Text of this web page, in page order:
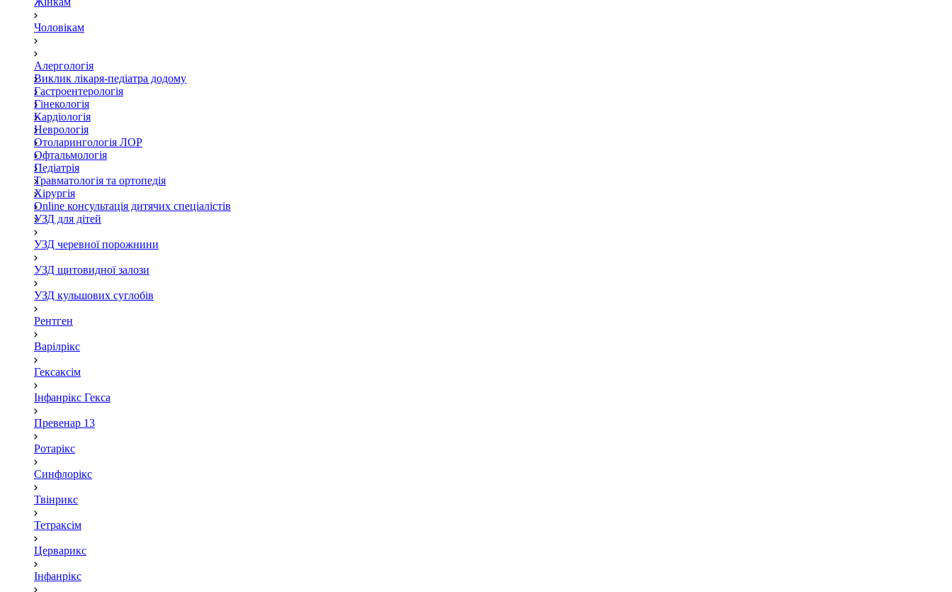
Чоловікам
Алергологія
Виклик лікаря-педіатра додому
Гастроентерологія
Гінекологія
Кардіологія
Неврологія
Отоларингологія ЛОР
Офтальмологія
Педіатрія
Травматологія та ортопедія
Хірургія
Online консультація дитячих спеціалістів
УЗД для дітей
УЗД черевної порожнини
УЗД щитовидної залози
УЗД кульшових суглобів
Рентген
Варілрікс
Гексаксім
Інфанрікс Гекса
Превенар 13
Ротарікс
Синфлорікс
Твінрикс
Тетраксім
Церварикс
Інфанрікс